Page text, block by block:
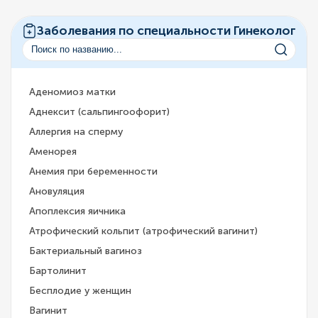
Заболевания по специальности Гинеколог
Аденомиоз матки
Аднексит (сальпингоофорит)
Аллергия на сперму
Аменорея
Анемия при беременности
Ановуляция
Апоплексия яичника
Атрофический кольпит (атрофический вагинит)
Бактериальный вагиноз
Бартолинит
Бесплодие у женщин
Вагинит